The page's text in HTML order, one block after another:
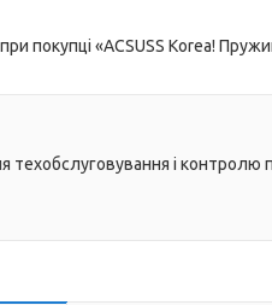
покупці «ACSUSS Korea!
техобслуговування і контролю